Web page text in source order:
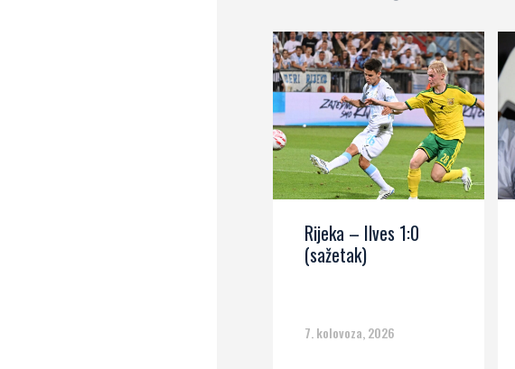
Rijeka – Ilves 1:0
(sažetak)
7. kolovoza, 2026